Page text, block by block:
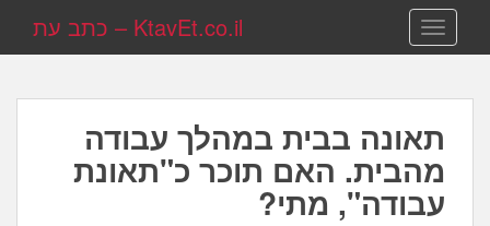
TOGGLE NAVIGATION KtavEt.co.il – כתב עת
תאונה בבית במהלך עבודה
מהבית. האם תוכר כ"תאונת
עבודה", מתי?